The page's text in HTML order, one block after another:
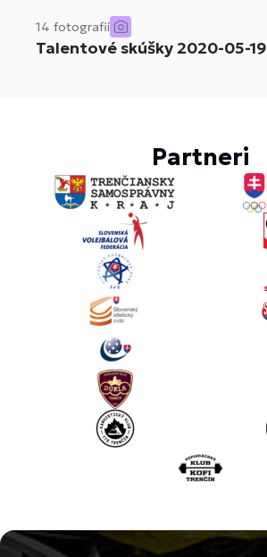
14 fotografií
Talentové skúšky 2020-05-19
Partneri